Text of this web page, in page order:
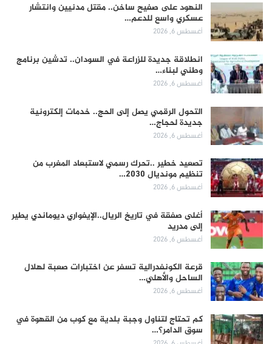
النهود على صفيح ساخن.. مقتل مدنيين وانتشار
عسكري واسع للدعم…
أغسطس 6, 2026
انطلاقة جديدة للزراعة في السودان.. تدشين برنامج
وطني لبناء…
أغسطس 6, 2026
التحول الرقمي يصل إلى الحج.. خدمات إلكترونية
جديدة لحجاج…
أغسطس 6, 2026
تصعيد خطير ..تحرك رسمي لاستبعاد المغرب من
تنظيم مونديال 2030…
أغسطس 6, 2026
أغلى صفقة في تاريخ الريال..الإيفواري ديوماندي يطير
إلى مدريد
أغسطس 6, 2026
قرعة الكونفدرالية تسفر عن اختبارات صعبة لهلال
الساحل والأهلي…
أغسطس 6, 2026
كم تحتاج لتناول وجبة بلدية مع كوب من القهوة في
سوق الدامر؟…